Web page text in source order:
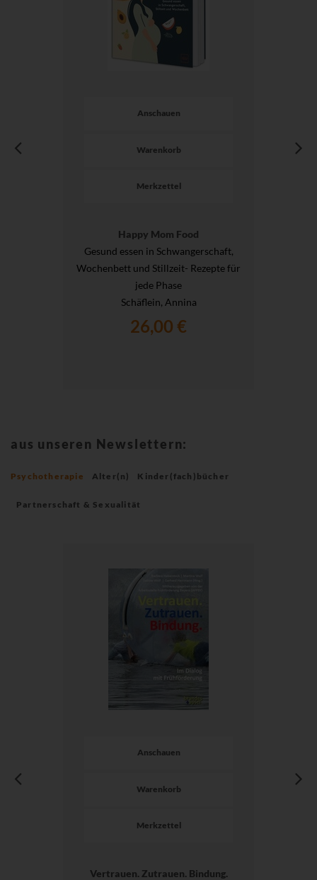
Anschauen
Warenkorb
Merkzettel
Happy Mom Food
Gesund essen in Schwangerschaft,
Wochenbett und Stillzeit- Rezepte für
jede Phase
Schäflein, Annina
26,00 €
aus unseren Newslettern:
Psychotherapie Alter(n) Kinder(fach)bücher
Partnerschaft & Sexualität
Anschauen
Warenkorb
Merkzettel
Vertrauen. Zutrauen. Bindung.